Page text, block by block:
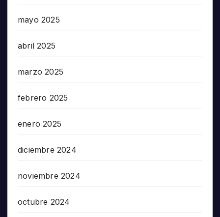
mayo 2025
abril 2025
marzo 2025
febrero 2025
enero 2025
diciembre 2024
noviembre 2024
octubre 2024